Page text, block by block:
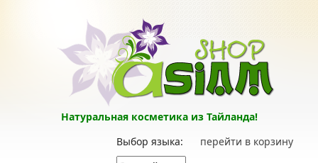
Натуральная косметика из Тайланда!
перейти в корзину
Выбор языка: